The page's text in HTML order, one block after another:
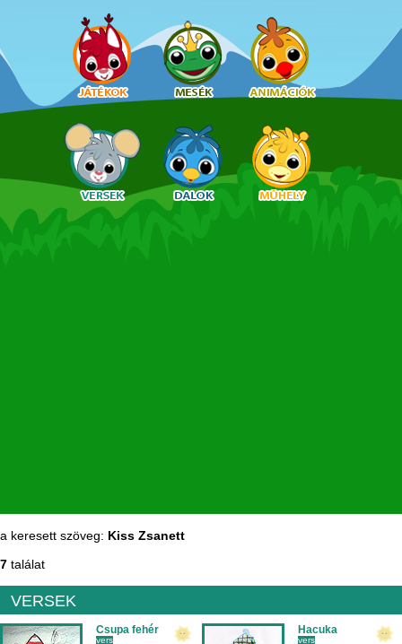
a keresett szöveg: Kiss Zsanett
7 találat
VERSEK
Csupa fehér
vers
Hacuka
vers